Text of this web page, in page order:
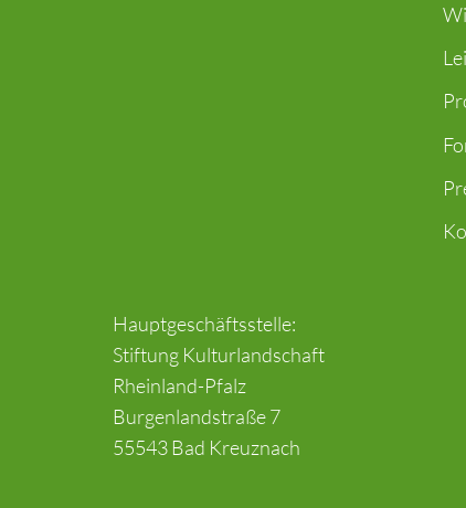
Hauptgeschäftsstelle:
Stiftung Kulturlandschaft
Rheinland-Pfalz
Burgenlandstraße 7
55543 Bad Kreuznach